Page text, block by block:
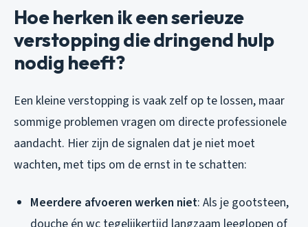
Hoe herken ik een serieuze
verstopping die dringend hulp
nodig heeft?
Een kleine verstopping is vaak zelf op te lossen, maar
sommige problemen vragen om directe professionele
aandacht. Hier zijn de signalen dat je niet moet
wachten, met tips om de ernst in te schatten:
Meerdere afvoeren werken niet: Als je gootsteen,